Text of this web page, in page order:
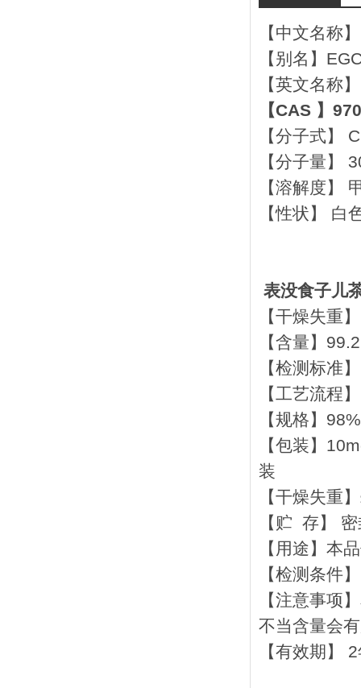
【中文名称
【别名】
【英文名称
【CAS 】
【分子式】
【分子量】
【溶解度】
【性状】 白
表没食子儿
【干燥失重
【含量】
【检测标准
【工艺流程
【规格】
【包装】
装
【干燥失重
【贮 存】
【用途】本
【检测条件
【注意事项
不当含量会
【有效期】